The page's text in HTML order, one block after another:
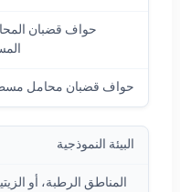
حواف قضبان
حواف قضبان محامل
البيئة النموذجية
المناطق الرطبة، أو